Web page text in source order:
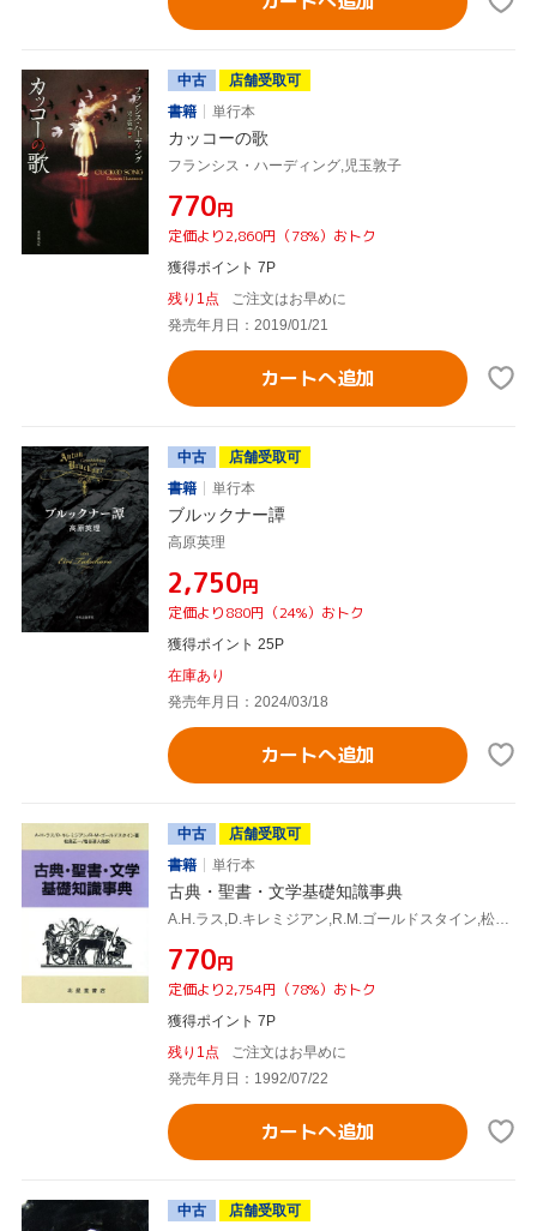
中古
店舗受取可
書籍
単行本
カッコーの歌
フランシス・ハーディング,児玉敦子
¥770円
定価より2,860円（78%）おトク
獲得ポイント 7P
残り1点
ご注文はお早めに
発売年月日：2019/01/21
カートへ追加
中古
店舗受取可
書籍
単行本
ブルックナー譚
高原英理
¥2,750円
定価より880円（24%）おトク
獲得ポイント 25P
在庫あり
発売年月日：2024/03/18
カートへ追加
中古
店舗受取可
書籍
単行本
古典・聖書・文学基礎知識事典
A.H.ラス,D.キレミジアン,R.M.ゴールドスタイン,松島正一,塩谷清人
¥770円
定価より2,754円（78%）おトク
獲得ポイント 7P
残り1点
ご注文はお早めに
発売年月日：1992/07/22
カートへ追加
中古
店舗受取可